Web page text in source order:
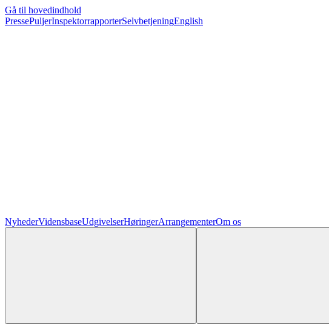
Gå til hovedindhold
PressePuljerInspektorrapporterSelvbetjeningEnglish
NyhederVidensbaseUdgivelserHøringerArrangementerOm os